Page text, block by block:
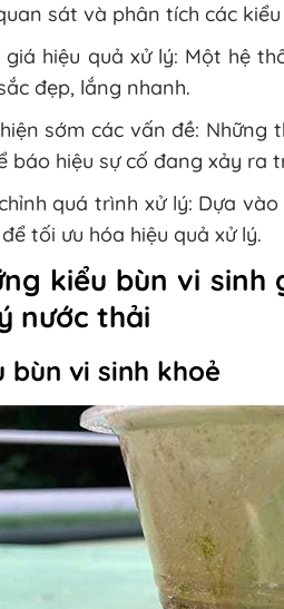
sát và phân tích các
hiệu quả xử lý: Một hệ
đẹp, lắng nhanh.
sớm các vấn đề:
báo hiệu sự cố đang xảy ra
quá trình xử lý: Dựa
tối ưu hóa hiệu quả xử lý.
kiểu bùn vi
nước thải
bùn vi sinh khoẻ